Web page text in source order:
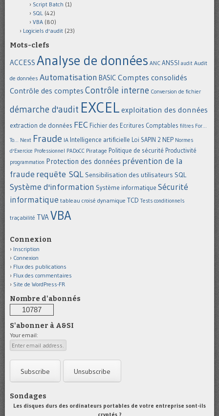
Script Batch (1)
SQL (42)
VBA (80)
Logiciels d'audit (23)
Mots-clefs
ACCESS Analyse de données ANC ANSSI audit Audit
de données Automatisation BASIC Comptes consolidés
Contrôle des comptes Contrôle interne Conversion de fichier
démarche d'audit EXCEL exploitation des données
extraction de données FEC Fichier des Ecritures Comptables filtres For...
To... Next Fraude IA Intelligence artificielle Loi SAPIN 2 NEP Normes
d'Exercice Professionnel PADoCC Piratage Politique de sécurité Productivité
programmation Protection des données prévention de la
fraude requête SQL Sensibilisation des utilisateurs SQL
Système d'information Système informatique Sécurité
informatique tableau croisé dynamique TCD Tests conditionnels
traçabilité TVAVBA
Connexion
Inscription
Connexion
Flux des publications
Flux des commentaires
Site de WordPress-FR
Nombre d'abonnés
10787
S'abonner à A&SI
Your email:
Sondages
Les disques durs des ordinateurs portables de votre entreprise sont-ils
cryptés ?